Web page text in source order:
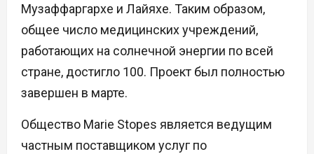
Музаффаргархе и Лайяхе. Таким образом,
общее число медицинских учреждений,
работающих на солнечной энергии по всей
стране, достигло 100. Проект был полностью
завершен в марте.
Общество Marie Stopes является ведущим
частным поставщиком услуг по